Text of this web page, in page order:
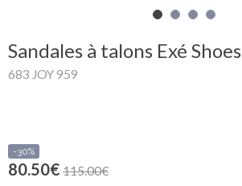
Sandales à talons Exé Shoes
683 JOY 959
-30%
80.50€ 115.00€